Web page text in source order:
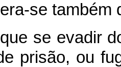
se também
se evadir
prisão, ou